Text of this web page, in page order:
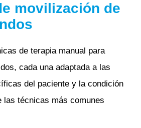
movilización de
de terapia manual para
cada una adaptada a las
del paciente y la condición
las técnicas más comunes